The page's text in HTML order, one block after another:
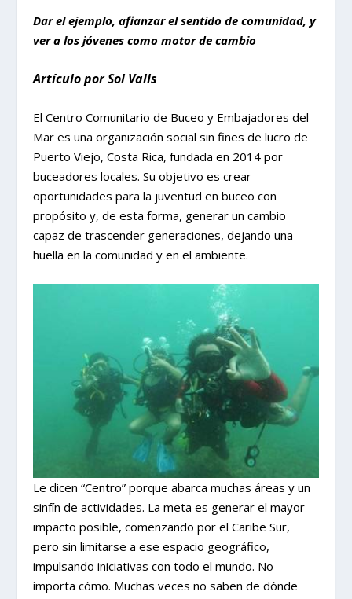
Dar el ejemplo, afianzar el sentido de comunidad, y
ver a los jóvenes como motor de cambio
Artículo por Sol Valls
El Centro Comunitario de Buceo y Embajadores del
Mar es una organización social sin fines de lucro de
Puerto Viejo, Costa Rica, fundada en 2014 por
buceadores locales. Su objetivo es crear
oportunidades para la juventud en buceo con
propósito y, de esta forma, generar un cambio
capaz de trascender generaciones, dejando una
huella en la comunidad y en el ambiente.
Le dicen “Centro” porque abarca muchas áreas y un
sinfín de actividades. La meta es generar el mayor
impacto posible, comenzando por el Caribe Sur,
pero sin limitarse a ese espacio geográfico,
impulsando iniciativas con todo el mundo. No
importa cómo. Muchas veces no saben de dónde